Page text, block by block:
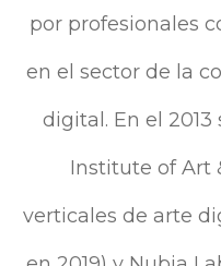
por profesionales
en el sector de la
digital. En el
Institute of Art
verticales de arte